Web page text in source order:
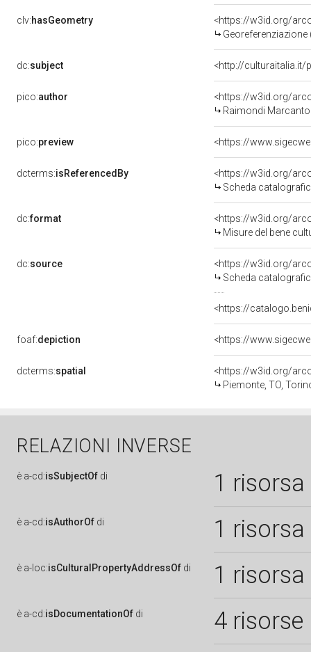
clv:hasGeometry
<https://w3id.org/
dc:subject <http://
pico:author
<https://w3id.org/
Raimondi
pico:preview <https://
dcterms:isReferencedBy
<https://w3id.org/
Scheda
dc:format
<https://w3id.org/
Misure del bene
dc:source
<https://w3id.org/
Scheda
<https://
foaf:depiction <https://
dcterms:spatial
<https://w3id.org/
Piemonte, TO,
RELAZIONI INVERSE
è a-cd:isSubjectOf di 1 risorsa
è a-cd:isAuthorOf di 1 risorsa
è a-loc:isCulturalPropertyAddressOf di 1 risorsa
è a-cd:isDocumentationOf di 4 risorse